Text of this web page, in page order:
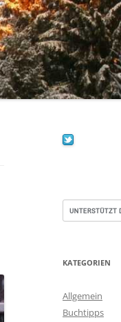
KATEGORIEN
Allgemein
Buchtipps